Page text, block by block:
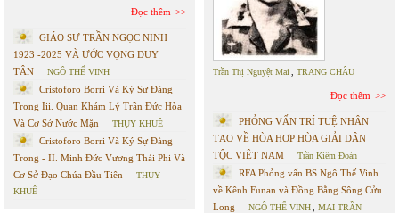
Đọc thêm
GIÁO SƯ TRẦN NGỌC NINH
1923 -2025 VÀ ƯỚC VỌNG DUY
TÂN
NGÔ THẾ VINH
Cristoforo Borri Và Ký Sự Đàng
Trong Iii. Quan Khám Lý Trần Đức Hòa
Và Cơ Sở Nước Mặn
THỤY KHUÊ
Cristoforo Borri Và Ký Sự Đàng
Trong - II. Minh Đức Vương Thái Phi Và
Cơ Sở Đạo Chúa Đầu Tiên
THỤY
KHUÊ
Trần Thị Nguyệt Mai TRANG CHÂU
Đọc thêm
PHỎNG VẤN TRÍ TUỆ NHÂN
TẠO VỀ HÒA HỢP HÒA GIẢI DÂN
TỘC VIỆT NAM
Trần Kiêm Đoàn
RFA Phỏng vấn BS Ngô Thế Vinh
về Kênh Funan và Đồng Bằng Sông Cửu
Long
NGÔ THẾ VINH MAI TRẦN